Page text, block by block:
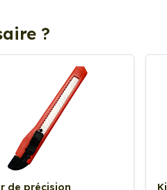
?
de précision